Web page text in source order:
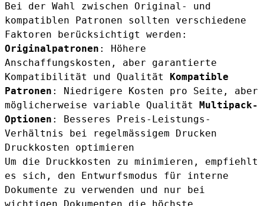
Bei der Wahl zwischen Original- und
kompatiblen Patronen sollten verschiedene
Faktoren berücksichtigt werden:
Originalpatronen : Höhere
Anschaffungskosten, aber garantierte
Kompatibilität und Qualität
Kompatible
Patronen : Niedrigere Kosten pro Seite, aber
möglicherweise variable Qualität
Multipack-
Optionen : Besseres Preis-Leistungs-
Verhältnis bei regelmässigem Drucken
Druckkosten optimieren
Um die Druckkosten zu minimieren, empfiehlt
es sich, den Entwurfsmodus für interne
Dokumente zu verwenden und nur bei